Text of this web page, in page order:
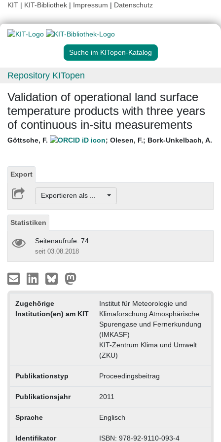
KIT | KIT-Bibliothek | Impressum | Datenschutz
Suche im KITopen-Katalog
Repository KITopen
Validation of operational land surface
temperature products with three years
of continuous in-situ measurements
Göttsche, F. ; Olesen, F.; Bork-Unkelbach, A.
Export
Exportieren als ...
Statistiken
Seitenaufrufe: 74
seit 03.08.2018
Zugehörige
Institution(en) am KIT
Institut für Meteorologie und
Klimaforschung Atmosphärische
Spurengase und Fernerkundung
(IMKASF)
KIT-Zentrum Klima und Umwelt
(ZKU)
Publikationstyp Proceedingsbeitrag
Publikationsjahr 2011
Sprache Englisch
Identifikator ISBN: 978-92-9110-093-4